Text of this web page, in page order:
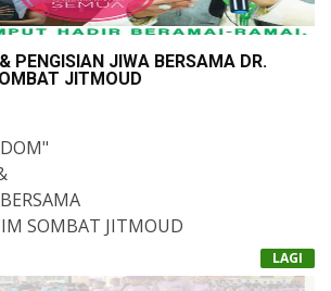
JIWA BERSAMA DR.
JITMOUD
SOMBAT JITMOUD
PEMBUNUH ANAKNYA)
IALAH SEORANG BAPA YANG
LAGI